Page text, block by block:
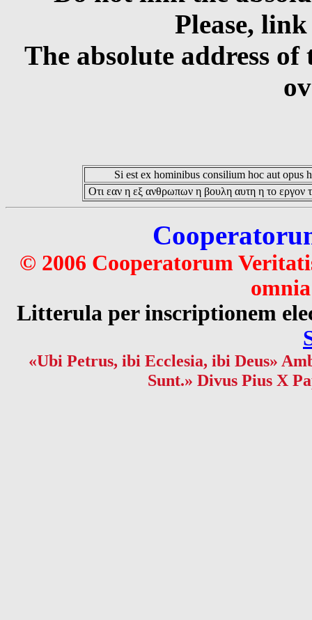
Please,
The absolute address
Si est ex hominibus consilium hoc aut opus
Οτι εαν η εξ ανθρωπων η βουλη αυτη η το εργον
© 2006 Cooperatorum
Litterula per inscriptionem
«Ubi Petrus, ibi Ecclesia, ibi Deus»
Sunt.» Divus Pius X